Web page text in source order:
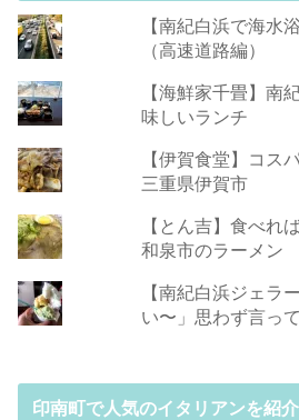
【南紀白浜で海水
（高速道路編）
【海鮮家千畳】南
味しいランチ
【伊賀食堂】コス
三重県伊賀市
【とん吉】食べれ
和泉市のラーメン
【南紀白浜ジェラ
い〜」思わず言っ
印南町で人気のイタリアンを紹